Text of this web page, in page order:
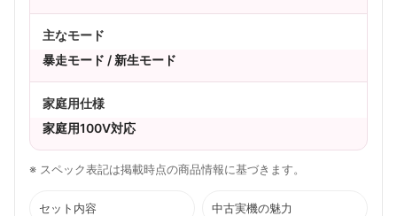
主なモード
暴走モード / 新生モード
家庭用仕様
家庭用100V対応
※ スペック表記は掲載時点の商品情報に基づきます。
セット内容 中古実機の魅力